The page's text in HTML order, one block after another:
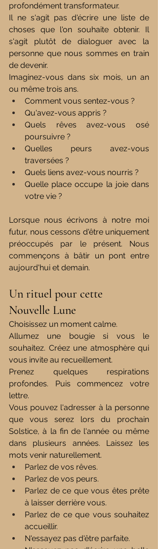
profondément transformateur.
Il ne s'agit pas d'écrire une liste de
choses que l'on souhaite obtenir. Il
s'agit plutôt de dialoguer avec la
personne que nous sommes en train
de devenir.
Imaginez-vous dans six mois, un an
ou même trois ans.
Comment vous sentez-vous ?
Qu'avez-vous appris ?
Quels rêves avez-vous osé
poursuivre ?
Quelles peurs avez-vous
traversées ?
Quels liens avez-vous nourris ?
Quelle place occupe la joie dans
votre vie ?
Lorsque nous écrivons à notre moi
futur, nous cessons d'être uniquement
préoccupés par le présent. Nous
commençons à bâtir un pont entre
aujourd'hui et demain.
Un rituel pour cette
Nouvelle Lune
Choisissez un moment calme.
Allumez une bougie si vous le
souhaitez. Créez une atmosphère qui
vous invite au recueillement.
Prenez quelques respirations
profondes. Puis commencez votre
lettre.
Vous pouvez l'adresser à la personne
que vous serez lors du prochain
Solstice, à la fin de l'année ou même
dans plusieurs années. Laissez les
mots venir naturellement.
Parlez de vos rêves.
Parlez de vos peurs.
Parlez de ce que vous êtes prête
à laisser derrière vous.
Parlez de ce que vous souhaitez
accueillir.
N'essayez pas d'être parfaite.